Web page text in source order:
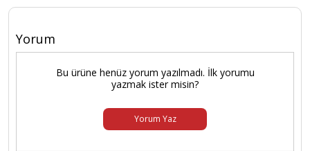
Yorum
Bu ürüne henüz yorum yazılmadı. İlk yorumu
yazmak ister misin?
Yorum Yaz